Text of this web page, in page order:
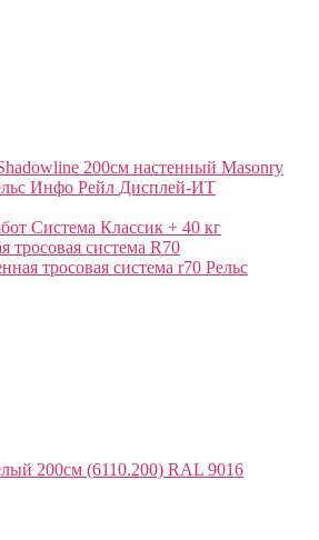
200см настенный Masonry
Инфо Рейл Дисплей-ИТ
Система Классик + 40 кг
тросовая система R70
тросовая система r70 Рельс
200см (6110.200) RAL 9016